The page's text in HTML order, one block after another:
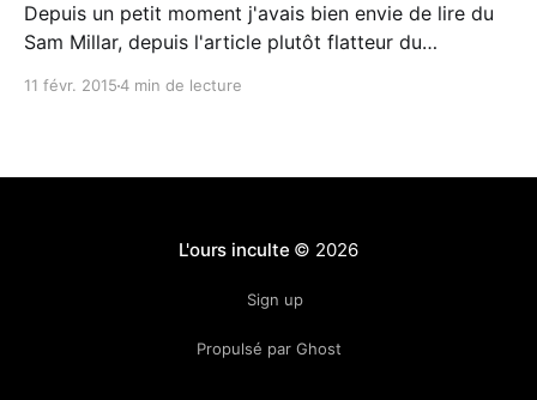
Depuis un petit moment j'avais bien envie de lire du
Sam Millar, depuis l'article plutôt flatteur du
11 févr. 20154 min de lecture
L'ours inculte © 2026
Sign up
Propulsé par Ghost